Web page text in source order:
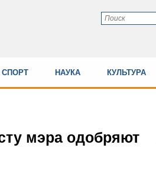
СПОРТ НАУКА КУЛЬТУРА
мэра одобряют